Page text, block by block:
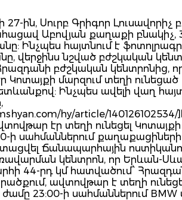
27-ին, Սուրբ Գրիգոր Լուսավորիչ
Աբովյան քաղաքի բնակիչ,
Ինչպես հայտնում է
վերջինս նշված բժշկական
բժշկական կենտրոնից,
Կոտայքի մարզում տեղի ունեցած
Ինչպես ավելի վաղ
hy/article/
էր տեղի ունեցել Կոտայքի
ի սահմաններում
Ճանապարհային
կենտրոն, որ Երևան-
44-րդ կմ հատվածում՝
ավտովթար է տեղի
ժամը 23:00-ի սահմաններում BMW